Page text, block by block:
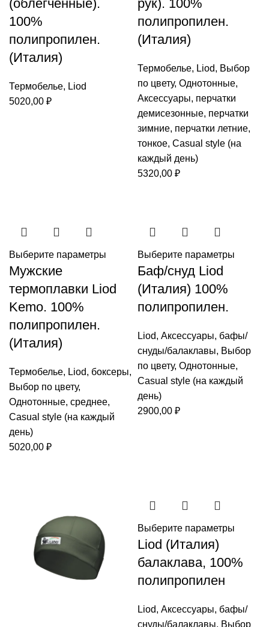
(облегчённые).
100%
полипропилен.
(Италия)
Термобелье, Liod
5020,00 ₽
рук). 100%
полипропилен.
(Италия)
Термобелье, Liod, Выбор
по цвету, Однотонные,
Аксессуары, перчатки
демисезонные, перчатки
зимние, перчатки летние,
тонкое, Casual style (на
каждый день)
5320,00 ₽
Выберите параметры
Мужские
термоплавки Liod
Kemo. 100%
полипропилен.
(Италия)
Термобелье, Liod, боксеры,
Выбор по цвету,
Однотонные, среднее,
Casual style (на каждый
день)
5020,00 ₽
Выберите параметры
Баф/снуд Liod
(Италия) 100%
полипропилен.
Liod, Аксессуары, бафы/
снуды/балаклавы, Выбор
по цвету, Однотонные,
Casual style (на каждый
день)
2900,00 ₽
Выберите параметры
Liod (Италия)
балаклава, 100%
полипропилен
Liod, Аксессуары, бафы/
снуды/балаклавы, Выбор